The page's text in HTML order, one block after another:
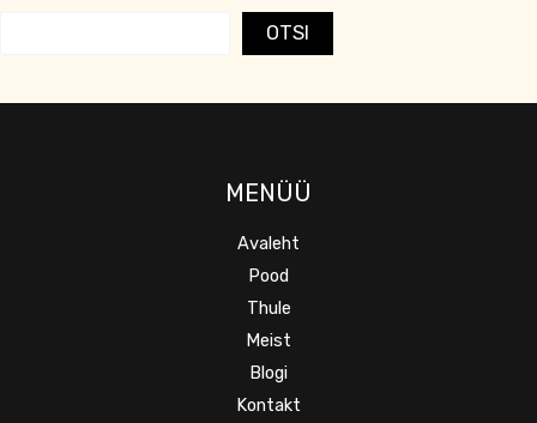
OTSI
MENÜÜ
Avaleht
Pood
Thule
Meist
Blogi
Kontakt